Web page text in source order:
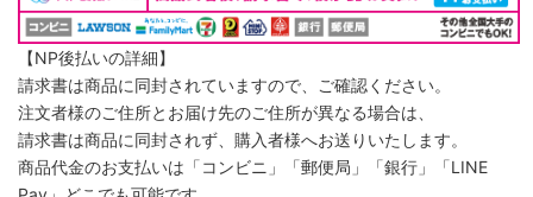
【NP後払いの詳細】
請求書は商品に同封されていますので、ご確認ください。
注文者様のご住所とお届け先のご住所が異なる場合は、
請求書は商品に同封されず、購入者様へお送りいたします。
商品代金のお支払いは「コンビニ」「郵便局」「銀行」「LINE